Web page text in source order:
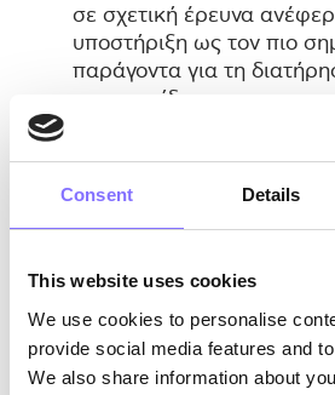
Consent Details
This website uses cookies
We use cookies to personalise
provide social media features and
We also share information about
σε σχετική έρευνα
υποστήριξη ως τον πιο
παράγοντα για τη
της εκπαίδευσης.